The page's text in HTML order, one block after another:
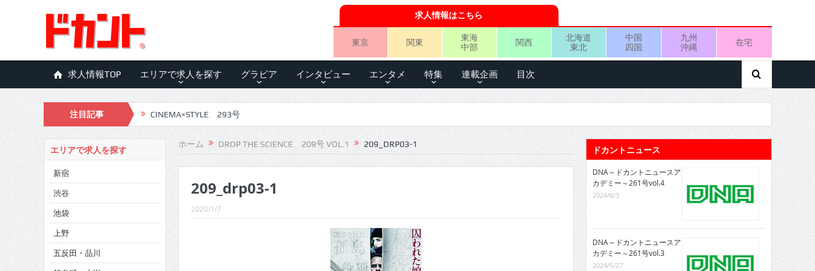
求人情報はこちら
東京 関東
東海
中部
関西
北海道
東北
中国
四国
九州
沖縄
在宅
求人情報TOP エリアで求人を探す グラビア インタビュー エンタメ 特集 連載企画 目次
注目記事 CINEMA×STYLE 293号
CINEMA×STYLE 292号
CINEMA×STYLE 291号
CINEMA×STYLE 290号
CINEMA×STYLE 289号
CINEMA×STYLE 288号
ホーム DROP THE SCIENCE 209号 VOL.1 209_DRP03-1
209_drp03-1
2020/1/7
エリアで求人を探す
新宿
渋谷
池袋
上野
五反田・品川
ドカントニュース
DNA～ドカントニュースア
カデミー～261号vol.4
2024/6/3
DNA～ドカントニュースア
カデミー～261号vol.3
2024/5/27